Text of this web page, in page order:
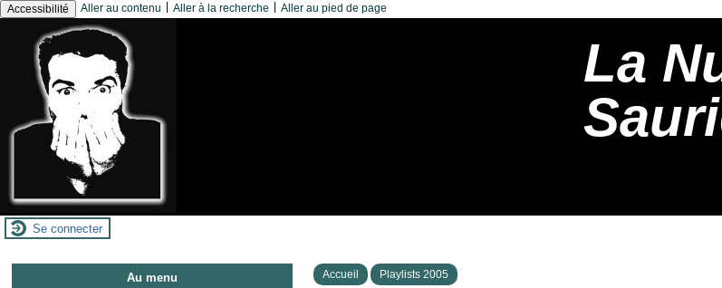
Accessibilité Aller au contenu Aller à la recherche Aller au pied de page
La
Se connecter
Accueil Playlists 2005
Au menu